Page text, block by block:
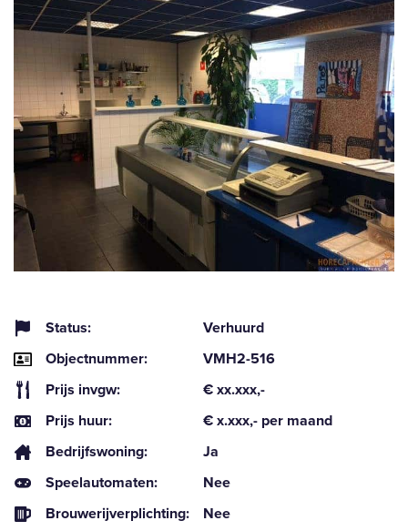
Status:
Verhuurd
Objectnummer:
VMH2-516
Prijs invgw:
€ xx.xxx,-
Prijs huur:
€ x.xxx,- per maand
Bedrijfswoning:
Ja
Speelautomaten:
Nee
Brouwerijverplichting:
Nee